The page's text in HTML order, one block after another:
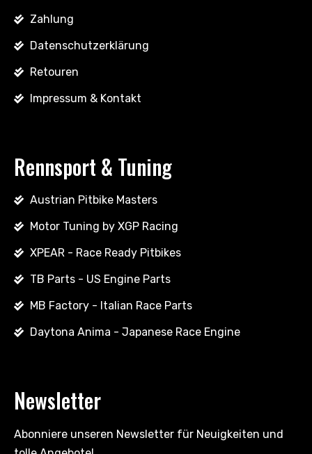
Zahlung
Datenschutzerklärung
Retouren
Impressum & Kontakt
Rennsport & Tuning
Austrian Pitbike Masters
Motor Tuning by XGP Racing
XPEAR - Race Ready Pitbikes
TB Parts - US Engine Parts
MB Factory - Italian Race Parts
Daytona Anima - Japanese Race Engine
Newsletter
Abonniere unseren Newsletter für Neuigkeiten und